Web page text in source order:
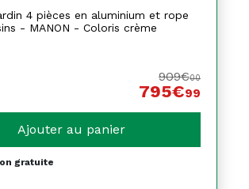
4 pièces en aluminium et rope
- MANON - Coloris crème
909€00
795€99
Ajouter au panier
gratuite